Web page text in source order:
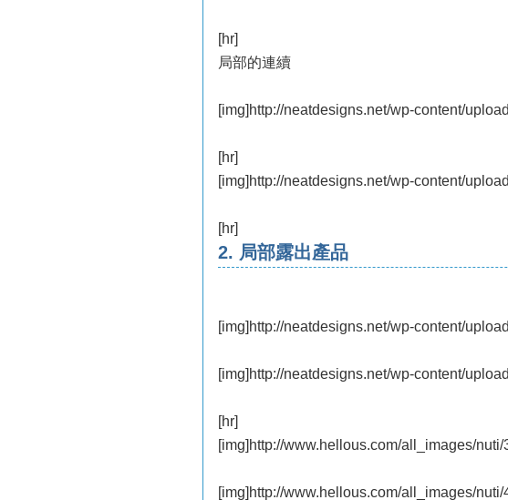
[hr]
局部的連續
[img]http://neatdesigns.net/wp-content/
[hr]
[img]http://neatdesigns.net/wp-content/
[hr]
2. 局部露出產品
[img]http://neatdesigns.net/wp-content/
[img]http://neatdesigns.net/wp-content/
[hr]
[img]http://www.hellous.com/all_images/nuti/
[img]http://www.hellous.com/all_images/nuti/